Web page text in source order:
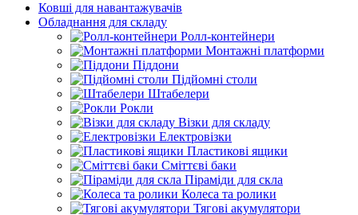
Ковші для навантажувачів
Обладнання для складу
Ролл-контейнери
Монтажні платформи
Піддони
Підйомні столи
Штабелери
Рокли
Візки для складу
Електровізки
Пластикові ящики
Сміттєві баки
Піраміди для скла
Колеса та ролики
Тягові акумулятори